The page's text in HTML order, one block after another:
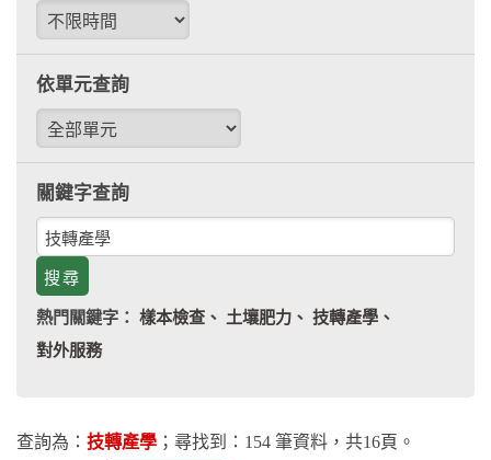
查
詢
依
間
查
詢
依單元查詢
依
元
查
詢
關鍵字查詢
關
鍵
字
查
詢
熱門關鍵字： 樣本檢查 、 土壤肥力 、 技轉產學 、
對外服務
查詢為： 技轉產學 ；尋找到：154 筆資料，共16頁。